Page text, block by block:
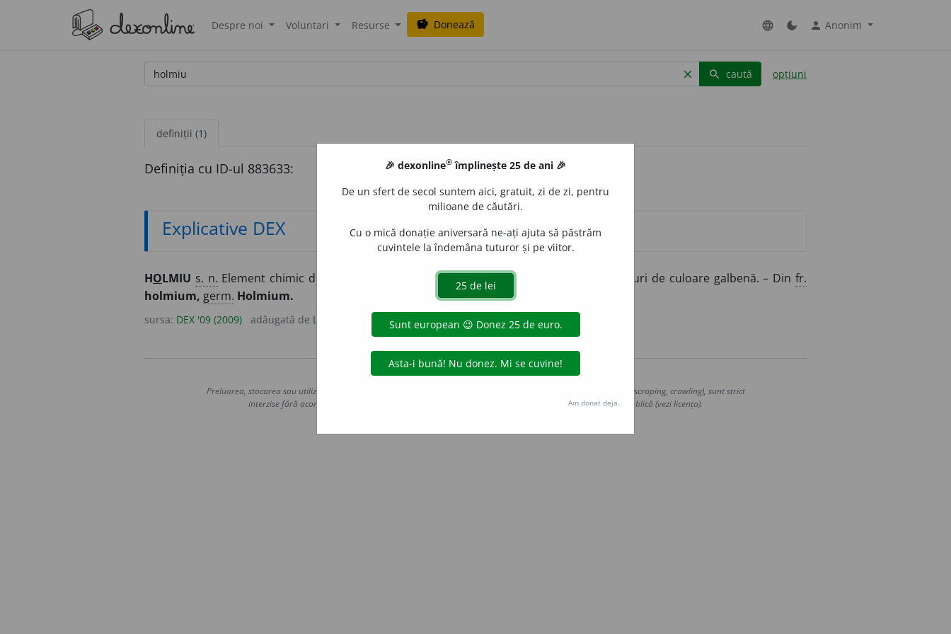
Despre noi Voluntari Resurse savings Donează language dark_mode person Anonim
clear search caută opțiuni
definiții (1)
Definiția cu ID-ul 883633:
Explicative DEX
HOLMIU s. n. Element chimic din grupul pământurilor rare, care formează o serie de săruri de culoare galbenă. – Dinfr.
holmium, germ. Holmium.
sursa: DEX '09 (2009) adăugată de LauraGellner acțiuni
Copyright © 2004-2026 dexonline (https://dexonline.ro)
Preluarea, stocarea sau utilizarea datelor de pe acest site, inclusiv prin orice metode de extragere automată (web scraping, crawling), sunt strict
interzise fără acordul nostru prealabil scris, cu excepția seturilor de date oferite oficial spre utilizare publică (vezi licența).
🎉 dexonline® împlinește 25 de ani 🎉
De un sfert de secol suntem aici, gratuit, zi de zi, pentru
milioane de căutări.
Cu o mică donație aniversară ne-ați ajuta să păstrăm
cuvintele la îndemâna tuturor și pe viitor.
Am donat deja.